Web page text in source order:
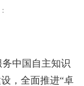
中国自主知识
，全面推进“卓